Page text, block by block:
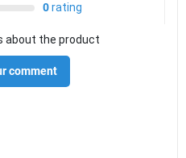
0rating
about the product
comment